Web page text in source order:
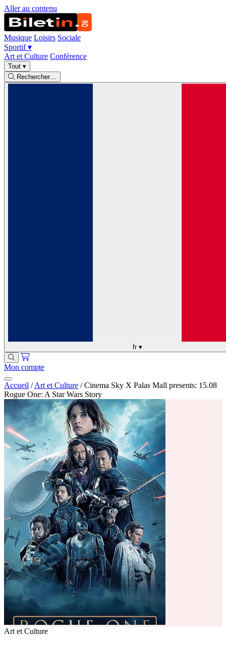
Aller au contenu
Musique Loisirs Sociale
Sportif▾
Art et Culture Conférence
Tout ▾
Rechercher…
fr ▾
Mon compte
Accueil / Art et Culture / Cinema Sky X Palas Mall presents: 15.08
Rogue One: A Star Wars Story
Art et Culture